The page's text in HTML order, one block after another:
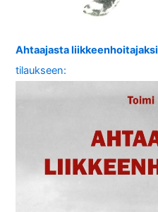
Ahtaajasta liikkeenhoitajaksi
tilaukseen: